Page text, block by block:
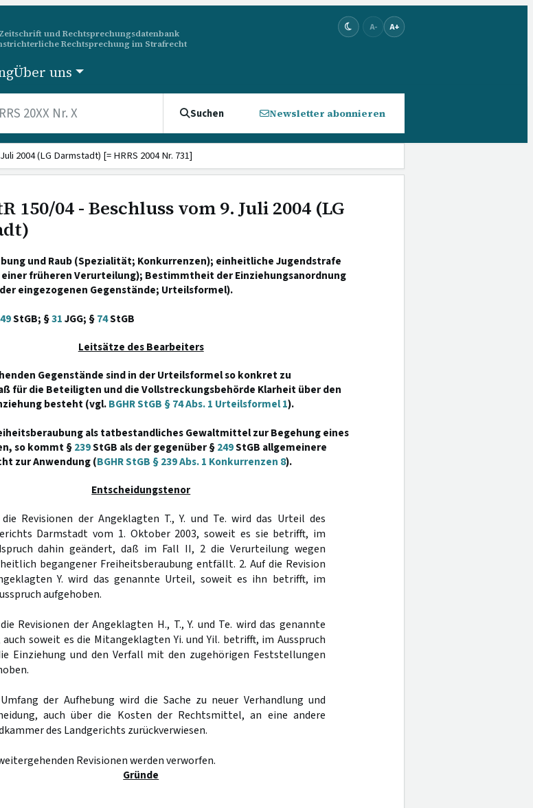
und Rechtsprechungsdatenbank
Rechtsprechung im Strafrecht
A- A+
Über uns
Suchen Newsletter abonnieren
2004 (LG Darmstadt) [= HRRS 2004 Nr. 731]
150/04 - Beschluss vom 9. Juli 2004 (LG
und Raub (Spezialität; Konkurrenzen); einheitliche Jugendstrafe
früheren Verurteilung); Bestimmtheit der Einziehungsanordnung
eingezogenen Gegenstände; Urteilsformel).
StGB; §31JGG; §74StGB
Leitsätze des Bearbeiters
Gegenstände sind in der Urteilsformel so konkret zu
für die Beteiligten und die Vollstreckungsbehörde Klarheit über den
besteht (vgl.BGHR StGB § 74 Abs. 1 Urteilsformel 1).
als tatbestandliches Gewaltmittel zur Begehung eines
so kommt §239StGB als der gegenüber §249StGB allgemeinere
zur Anwendung (BGHR StGB § 239 Abs. 1 Konkurrenzen 8).
Entscheidungstenor
die Revisionen der Angeklagten T., Y. und Te. wird das Urteil des
Darmstadt vom 1. Oktober 2003, soweit es sie betrifft, im
dahin geändert, daß im Fall II, 2 die Verurteilung wegen
begangener Freiheitsberaubung entfällt. 2. Auf die Revision
Y. wird das genannte Urteil, soweit es ihn betrifft, im
aufgehoben.
Revisionen der Angeklagten H., T., Y. und Te. wird das genannte
soweit es die Mitangeklagten Yi. und Yil. betrifft, im Ausspruch
Einziehung und den Verfall mit den zugehörigen Feststellungen
der Aufhebung wird die Sache zu neuer Verhandlung und
auch über die Kosten der Rechtsmittel, an eine andere
des Landgerichts zurückverwiesen.
Revisionen werden verworfen.
Gründe